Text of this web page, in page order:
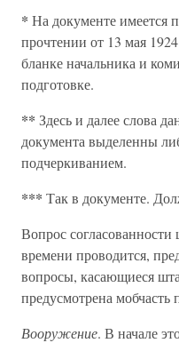
* На документе имеется
прочтении от 13 мая
бланке начальника и
подготовке.
** Здесь и далее слова
документа выделенны
подчеркиванием.
*** Так в документе.
Вопрос
времени проводится,
вопросы, касающиеся
предусмотрена
Вооружение. В начале